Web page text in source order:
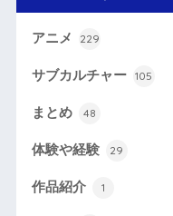
アニメ 229
サブカルチャー 105
まとめ 48
体験や経験 29
作品紹介 1